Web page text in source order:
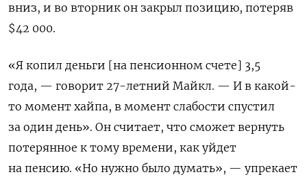
вниз, и во вторник он закрыл позицию, потеряв
$42 000.
«Я копил деньги [на пенсионном счете] 3,5
года, — говорит 27-летний Майкл. — И в какой-
то момент хайпа, в момент слабости спустил
за один день». Он считает, что сможет вернуть
потерянное к тому времени, как уйдет
на пенсию. «Но нужно было думать», — упрекает